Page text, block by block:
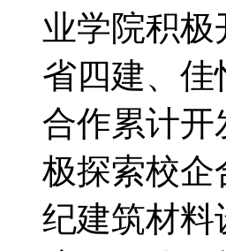
业学院积
省四建、
合作累计开
极探索校企
纪建筑材料